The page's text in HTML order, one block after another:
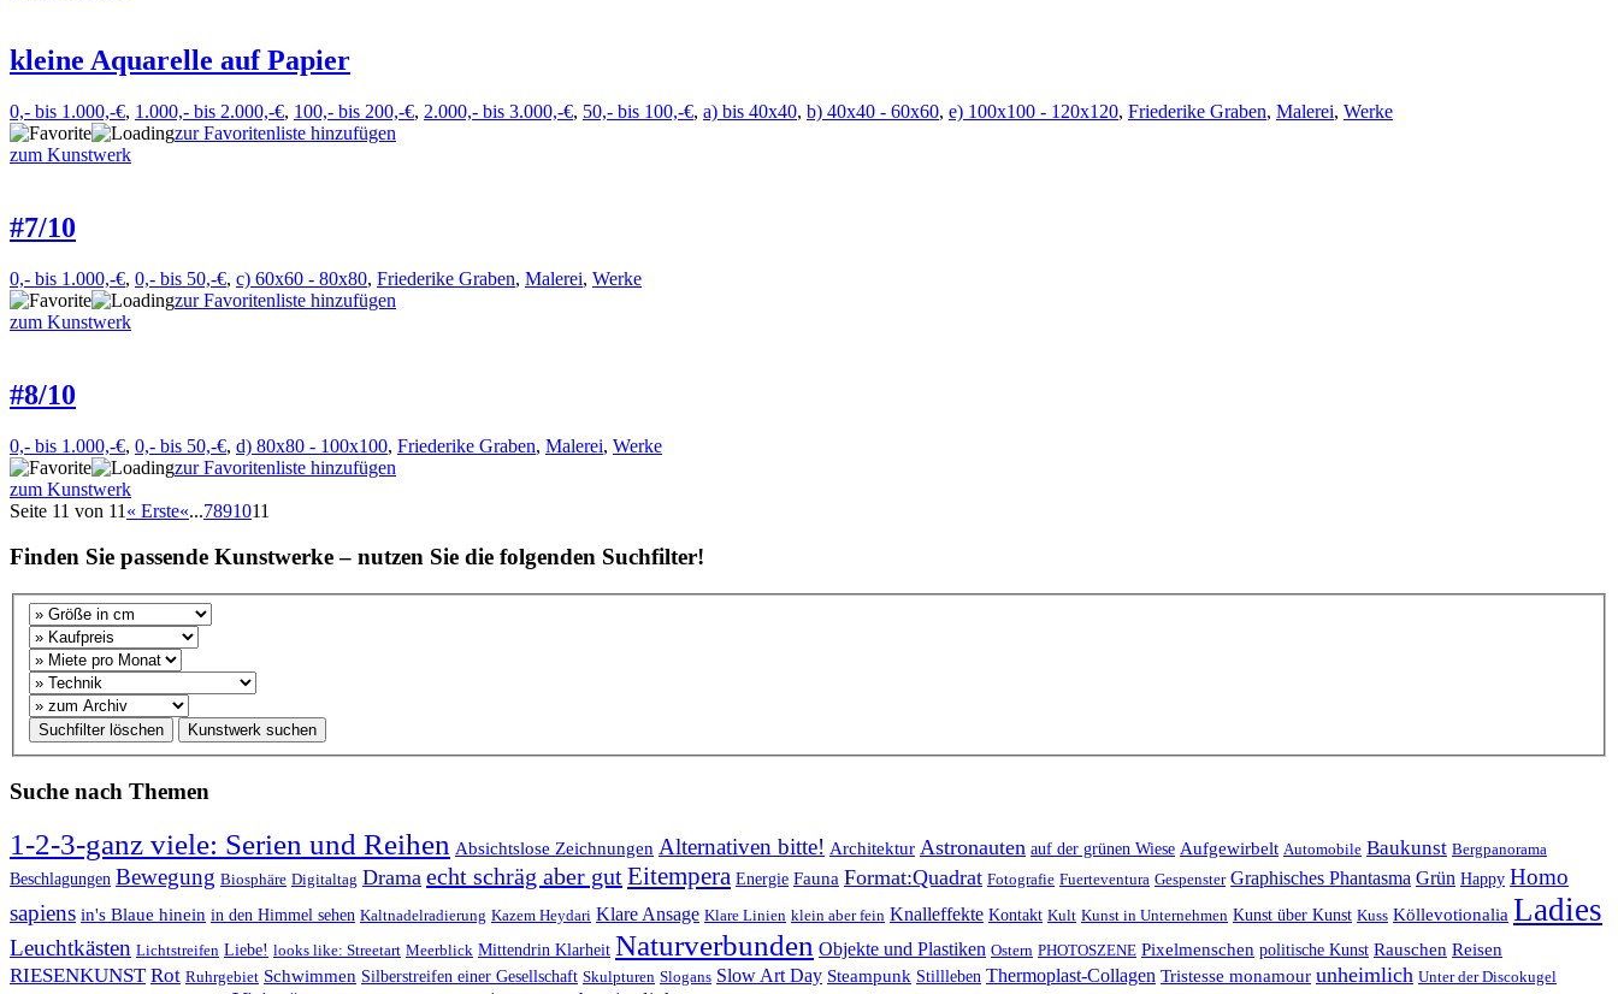
kleine Aquarelle auf Papier
0,- bis 1.000,-€, 1.000,- bis 2.000,-€, 100,- bis 200,-€, 2.000,- bis 3.000,-€, 50,- bis 100,-€, a) bis 40x40, b) 40x40 - 60x60, e) 100x100 - 120x120, Friederike Graben, Malerei, Werke
zur Favoritenliste hinzufügen
zum Kunstwerk
#7/10
0,- bis 1.000,-€, 0,- bis 50,-€, c) 60x60 - 80x80, Friederike Graben, Malerei, Werke
zur Favoritenliste hinzufügen
zum Kunstwerk
#8/10
0,- bis 1.000,-€, 0,- bis 50,-€, d) 80x80 - 100x100, Friederike Graben, Malerei, Werke
zur Favoritenliste hinzufügen
zum Kunstwerk
Seite 11 von 11 « Erste«...7891011
Finden Sie passende Kunstwerke – nutzen Sie die folgenden Suchfilter!
Suche nach Themen
1-2-3-ganz viele: Serien und Reihen Absichtslose Zeichnungen Alternativen bitte! Architektur Astronauten auf der grünen Wiese Aufgewirbelt Automobile Baukunst Bergpanorama
Beschlagungen Bewegung Biosphäre Digitaltag Drama echt schräg aber gutEitempera Energie Fauna Format:Quadrat Fotografie Fuerteventura Gespenster Graphisches Phantasma Grün Happy Homo
sapiens in's Blaue hinein in den Himmel sehen Kaltnadelradierung Kazem Heydari Klare Ansage Klare Linien klein aber fein Knalleffekte Kontakt Kult Kunst in Unternehmen Kunst über Kunst Kuss Köllevotionalia Ladies
Leuchtkästen Lichtstreifen Liebe! looks like: Streetart Meerblick Mittendrin Klarheit Naturverbunden Objekte und Plastiken Ostern PHOTOSZENE Pixelmenschen politische Kunst Rauschen Reisen
RIESENKUNST Rot Ruhrgebiet Schwimmen Silberstreifen einer Gesellschaft Skulpturen Slogans Slow Art Day Steampunk Stillleben Thermoplast-Collagen Tristesse monamour unheimlich Unter der Discokugel